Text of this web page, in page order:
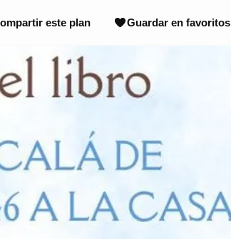
este plan Guardar en favoritos